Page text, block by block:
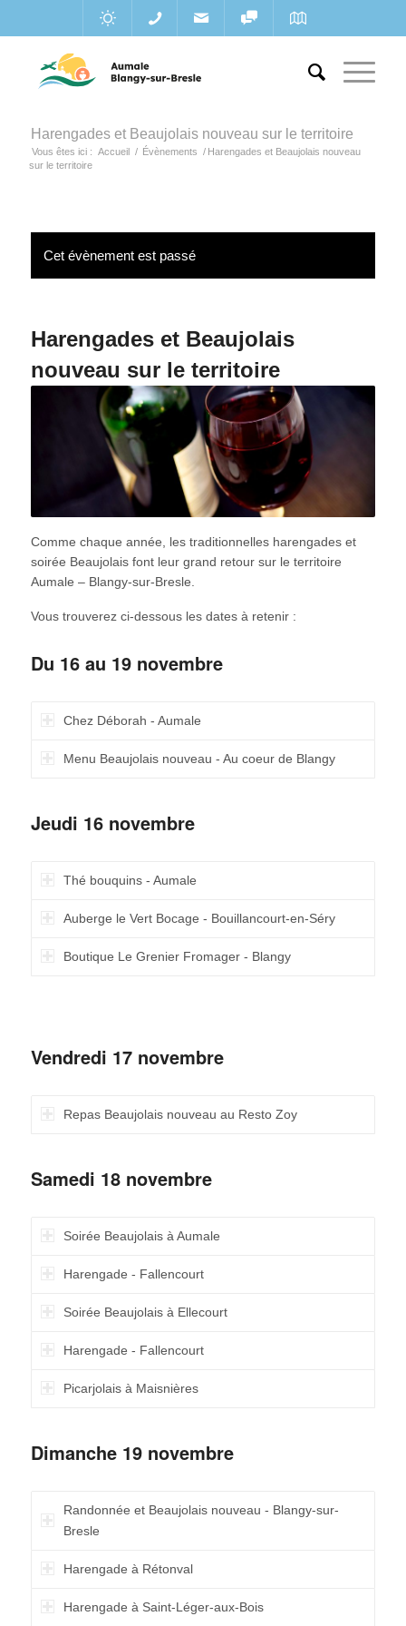
Harengades et Beaujolais nouveau sur le territoire
Vous êtes ici : Accueil / Évènements / Harengades et Beaujolais nouveau
sur le territoire
Cet évènement est passé
Harengades et Beaujolais
nouveau sur le territoire
Comme chaque année, les traditionnelles harengades et
soirée Beaujolais font leur grand retour sur le territoire
Aumale – Blangy-sur-Bresle.
Vous trouverez ci-dessous les dates à retenir :
Du 16 au 19 novembre
Chez Déborah - Aumale
Menu Beaujolais nouveau - Au coeur de Blangy
Jeudi 16 novembre
Thé bouquins - Aumale
Auberge le Vert Bocage - Bouillancourt-en-Séry
Boutique Le Grenier Fromager - Blangy
Vendredi 17 novembre
Repas Beaujolais nouveau au Resto Zoy
Samedi 18 novembre
Soirée Beaujolais à Aumale
Harengade - Fallencourt
Soirée Beaujolais à Ellecourt
Harengade - Fallencourt
Picarjolais à Maisnières
Dimanche 19 novembre
Randonnée et Beaujolais nouveau - Blangy-sur-
Bresle
Harengade à Rétonval
Harengade à Saint-Léger-aux-Bois